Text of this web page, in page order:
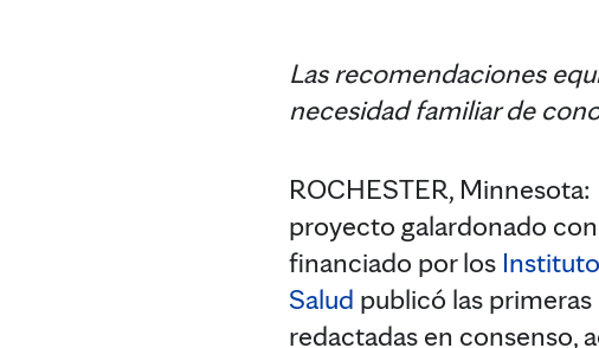
Las recomendaciones
necesidad familiar de
ROCHESTER,
proyecto galardonado
financiado por los
Salud publicó las primeras
redactadas en consenso,